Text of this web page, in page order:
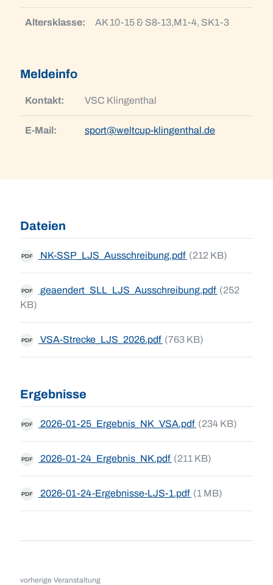
Altersklasse: AK 10-15 & S8-13,M1-4, SK1-3
Meldeinfo
Kontakt: VSC Klingenthal
E-Mail: sport@weltcup-klingenthal.de
Dateien
PDF NK-SSP_LJS_Ausschreibung.pdf (212 KB)
PDF geaendert_SLL_LJS_Ausschreibung.pdf (252
KB)
PDF VSA-Strecke_LJS_2026.pdf (763 KB)
Ergebnisse
PDF 2026-01-25_Ergebnis_NK_VSA.pdf (234 KB)
PDF 2026-01-24_Ergebnis_NK.pdf (211 KB)
PDF 2026-01-24-Ergebnisse-LJS-1.pdf (1 MB)
vorherige Veranstaltung